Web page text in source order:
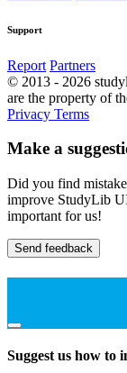
Support
Report Partners
© 2013 - 2026
are the property of
Privacy Terms
Make a
Did you find
improve StudyLib
important for us!
Send feedback
Suggest us how to